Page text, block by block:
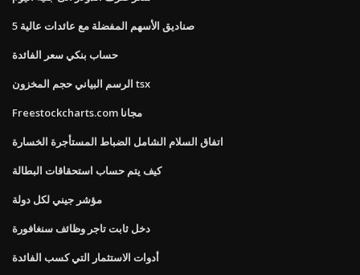
5 صناديق الأسهم المفضلة مع عائدات عالية
حساب بنكي سعر الفائدة
الرسم البياني حجم المخزون tsx
Freestockcharts.com مجانا
اتفاق السلام الشامل الضباط المستأجرة الخسارة
كيف يتم حساب استحقاقات البطالة
مؤشر جيني لكل دولة
دخل ثابت تاجر وظائف سنغافورة
أدوات الاستثمار التي كسب الفائدة